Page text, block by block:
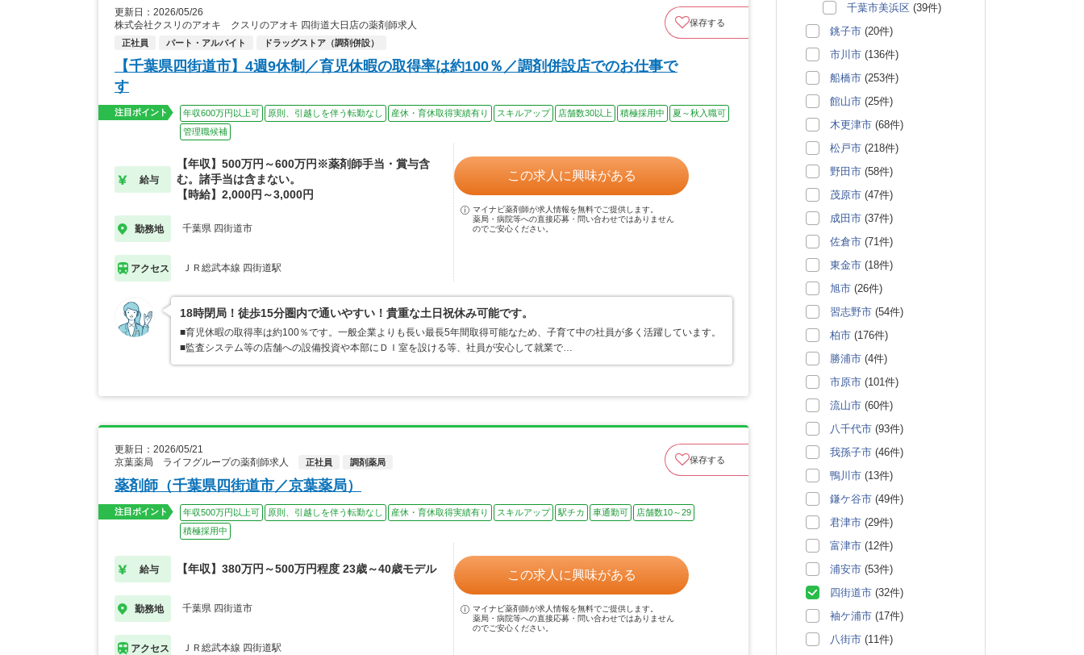
更新日：2026/05/26
株式会社クスリのアオキ クスリのアオキ 四街道大日店の薬剤師求人
正社員 パート・アルバイト ドラッグストア（調剤併設）
保存する
【千葉県四街道市】4週9休制／育児休暇の取得率は約100％／調剤併設店でのお仕事で
す
注目ポイント 年収600万円以上可 原則、引越しを伴う転勤なし 産休・育休取得実績有り スキルアップ 店舗数30以上 積極採用中
夏～秋入職可
管理職候補
給与
【年収】500万円～600万円※薬剤師手当・賞与含
む。諸手当は含まない。
【時給】2,000円～3,000円
勤務地 千葉県 四街道市
アクセス ＪＲ総武本線 四街道駅
この求人に興味がある
マイナビ薬剤師が求人情報を無料でご提供します。
薬局・病院等への直接応募・問い合わせではありません
のでご安心ください。
18時閉局！徒歩15分圏内で通いやすい！貴重な土日祝休み可能です。
■育児休暇の取得率は約100％です。一般企業よりも長い最長5年間取得可能なため、子育て中の社員が多く活躍しています。
■監査システム等の店舗への設備投資や本部にＤＩ室を設ける等、社員が安心して就業で…
更新日：2026/05/21
京葉薬局 ライフグループの薬剤師求人
正社員 調剤薬局 保存する
薬剤師（千葉県四街道市／京葉薬局）
注目ポイント 年収500万円以上可 原則、引越しを伴う転勤なし 産休・育休取得実績有り スキルアップ 駅チカ 車通勤可
店舗数10～29
積極採用中
給与 【年収】380万円～500万円程度 23歳～40歳モデル
勤務地 千葉県 四街道市
アクセス ＪＲ総武本線 四街道駅
この求人に興味がある
マイナビ薬剤師が求人情報を無料でご提供します。
薬局・病院等への直接応募・問い合わせではありません
のでご安心ください。
千葉市美浜区 (39件)
銚子市 (20件)
市川市 (136件)
船橋市 (253件)
館山市 (25件)
木更津市 (68件)
松戸市 (218件)
野田市 (58件)
茂原市 (47件)
成田市 (37件)
佐倉市 (71件)
東金市 (18件)
旭市 (26件)
習志野市 (54件)
柏市 (176件)
勝浦市 (4件)
市原市 (101件)
流山市 (60件)
八千代市 (93件)
我孫子市 (46件)
鴨川市 (13件)
鎌ケ谷市 (49件)
君津市 (29件)
富津市 (12件)
浦安市 (53件)
四街道市 (32件)
袖ケ浦市 (17件)
八街市 (11件)